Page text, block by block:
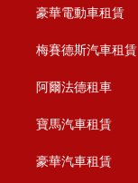
豪華電動車租賃
梅賽德斯汽車租賃
阿爾法德租車
寶馬汽車租賃
豪華汽車租賃